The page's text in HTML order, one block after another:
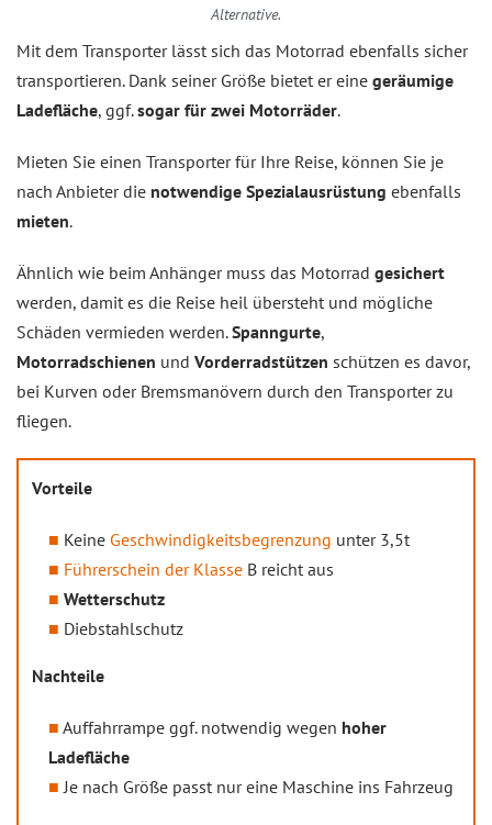
Alternative.
Mit dem Transporter lässt sich das Motorrad ebenfalls sicher
transportieren. Dank seiner Größe bietet er eine geräumige
Ladefläche, ggf.sogar für zwei Motorräder.
Mieten Sie einen Transporter für Ihre Reise, können Sie je
nach Anbieter die notwendige Spezialausrüstung ebenfalls
mieten.
Ähnlich wie beim Anhänger muss das Motorrad gesichert
werden, damit es die Reise heil übersteht und mögliche
Schäden vermieden werden.Spanngurte,
Motorradschienen und Vorderradstützen schützen es davor,
bei Kurven oder Bremsmanövern durch den Transporter zu
fliegen.
Vorteile
Keine Geschwindigkeitsbegrenzung unter 3,5t
Führerschein der Klasse B reicht aus
Wetterschutz
Diebstahlschutz
Nachteile
Auffahrrampe ggf. notwendig wegen hoher
Ladefläche
Je nach Größe passt nur eine Maschine ins Fahrzeug